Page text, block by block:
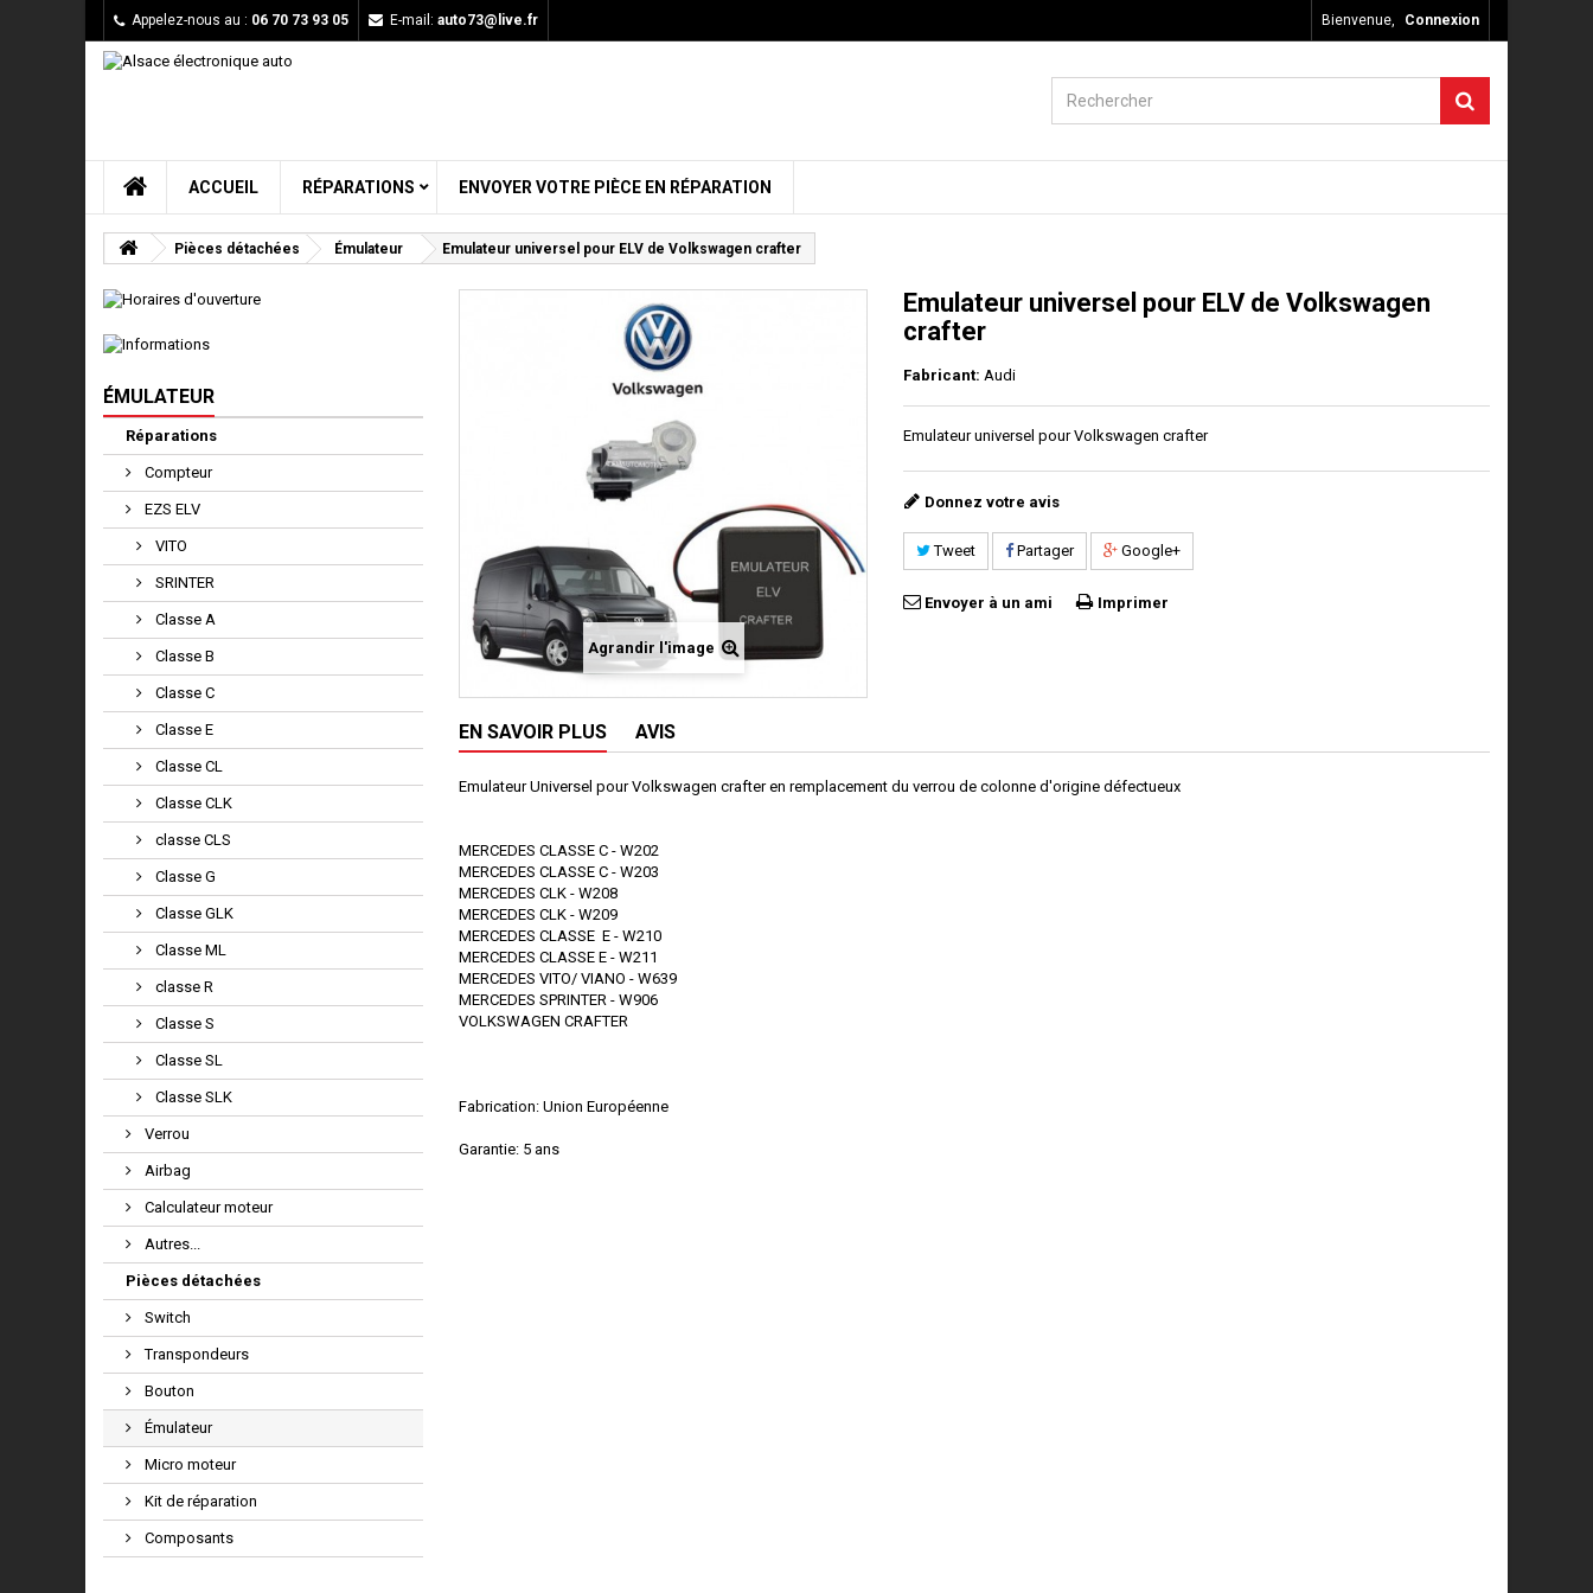
Bienvenue, Connexion
Appelez-nous au : 06 70 73 93 05 E-mail: auto73@live.fr
ACCUEIL RÉPARATIONS ENVOYER VOTRE PIÈCE EN RÉPARATION
Pièces détachées Émulateur Emulateur universel pour ELV de Volkswagen crafter
ÉMULATEUR
Réparations
Compteur
EZS ELV
VITO
SRINTER
Classe A
Classe B
Classe C
Classe E
Classe CL
Classe CLK
classe CLS
Classe G
Classe GLK
Classe ML
classe R
Classe S
Classe SL
Classe SLK
Verrou
Airbag
Calculateur moteur
Autres...
Pièces détachées
Switch
Transpondeurs
Bouton
Émulateur
Micro moteur
Kit de réparation
Composants
Agrandir l'image
Emulateur universel pour ELV de Volkswagen
crafter
Fabricant: Audi
Emulateur universel pour Volkswagen crafter
Donnez votre avis
Tweet Partager Google+
Envoyer à un ami Imprimer
EN SAVOIR PLUS AVIS
Emulateur Universel pour Volkswagen crafter en remplacement du verrou de colonne d'origine défectueux
MERCEDES CLASSE C - W202
MERCEDES CLASSE C - W203
MERCEDES CLK - W208
MERCEDES CLK - W209
MERCEDES CLASSE E - W210
MERCEDES CLASSE E - W211
MERCEDES VITO/ VIANO - W639
MERCEDES SPRINTER - W906
VOLKSWAGEN CRAFTER
Fabrication: Union Européenne
Garantie: 5 ans